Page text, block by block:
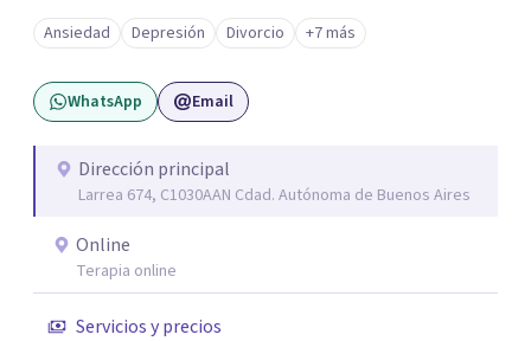
angustia, dificultades en los vínculos, inhibiciones,
duelos, crisis vitales, padecimientos subjetivos y otros
modos de malestar. La práctica analítica propone un
espacio de palabra donde cada sujeto pueda interrogar
construcción de una respuesta singular frente a su
malestar.
Ansiedad Depresión Divorcio +7 más
WhatsApp Email
Dirección principal
Larrea 674, C1030AAN Cdad. Autónoma de Buenos Aires
Online
Terapia online
Servicios y precios